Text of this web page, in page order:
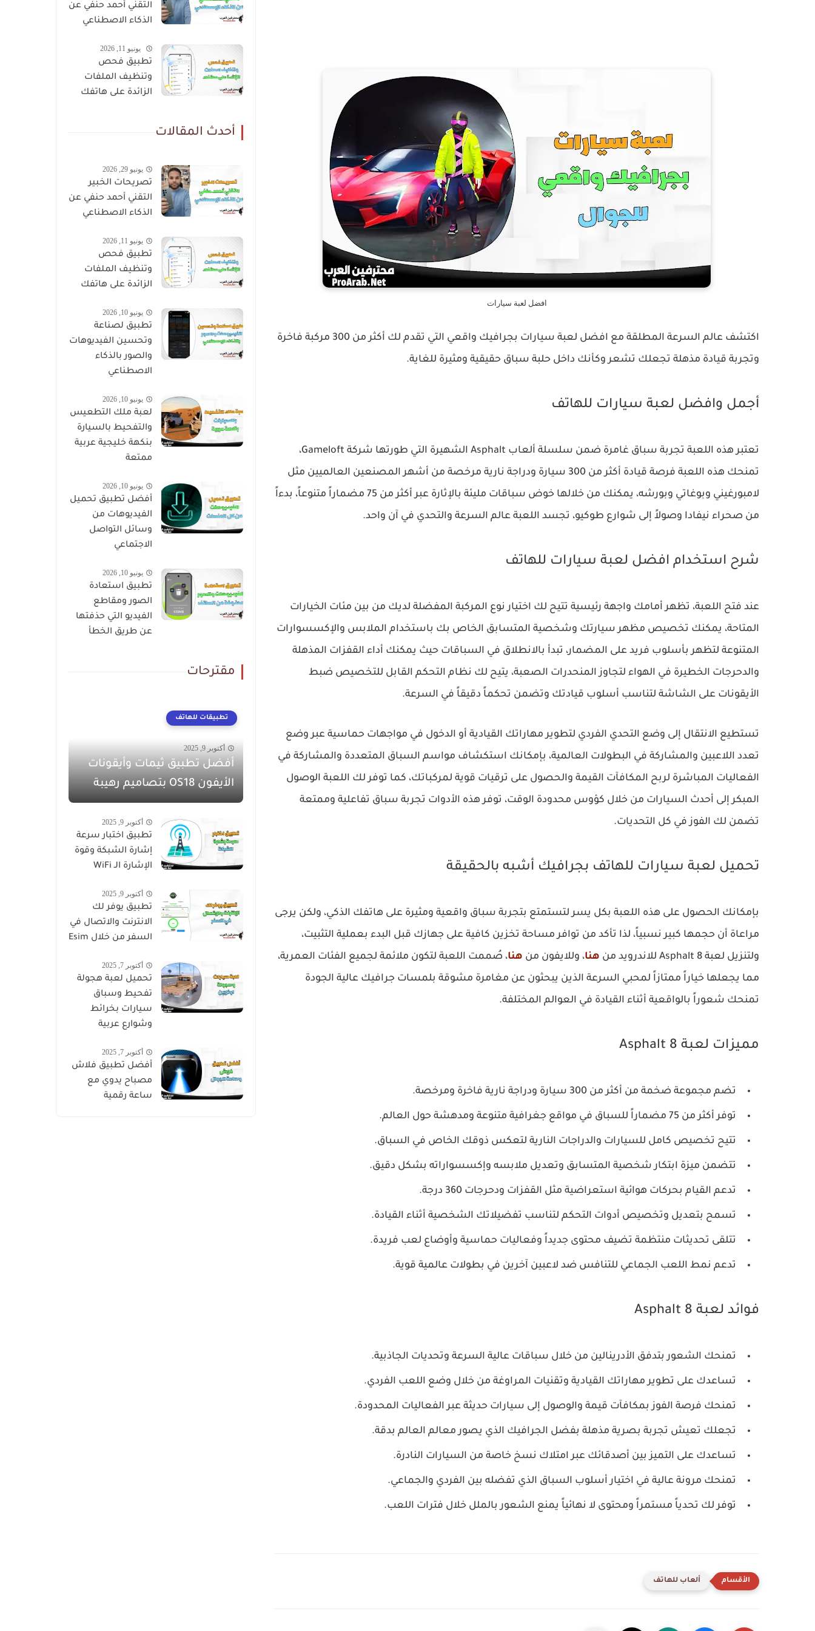
افضل لعبة سيارات
اكتشف عالم السرعة المطلقة مع افضل لعبة سيارات بجرافيك واقعي التي تقدم لك أكثر من 300 مركبة فاخرة
وتجربة قيادة مذهلة تجعلك تشعر وكأنك داخل حلبة سباق حقيقية ومثيرة للغاية.
أجمل وافضل لعبة سيارات للهاتف
تعتبر هذه اللعبة تجربة سباق غامرة ضمن سلسلة ألعاب Asphalt الشهيرة التي طورتها شركة Gameloft،
تمنحك هذه اللعبة فرصة قيادة أكثر من 300 سيارة ودراجة نارية مرخصة من أشهر المصنعين العالميين مثل
لامبورغيني وبوغاتي وبورشه، يمكنك من خلالها خوض سباقات مليئة بالإثارة عبر أكثر من 75 مضماراً متنوعاً، بدءاً
من صحراء نيفادا وصولاً إلى شوارع طوكيو، تجسد اللعبة عالم السرعة والتحدي في آن واحد.
شرح استخدام افضل لعبة سيارات للهاتف
عند فتح اللعبة، تظهر أمامك واجهة رئيسية تتيح لك اختيار نوع المركبة المفضلة لديك من بين مئات الخيارات
المتاحة، يمكنك تخصيص مظهر سيارتك وشخصية المتسابق الخاص بك باستخدام الملابس والإكسسوارات
المتنوعة لتظهر بأسلوب فريد على المضمار، تبدأ بالانطلاق في السباقات حيث يمكنك أداء القفزات المذهلة
والدحرجات الخطيرة في الهواء لتجاوز المنحدرات الصعبة، يتيح لك نظام التحكم القابل للتخصيص ضبط
الأيقونات على الشاشة لتناسب أسلوب قيادتك وتضمن تحكماً دقيقاً في السرعة.
تستطيع الانتقال إلى وضع التحدي الفردي لتطوير مهاراتك القيادية أو الدخول في مواجهات حماسية عبر وضع
تعدد اللاعبين والمشاركة في البطولات العالمية، بإمكانك استكشاف مواسم السباق المتعددة والمشاركة في
الفعاليات المباشرة لربح المكافآت القيمة والحصول على ترقيات قوية لمركباتك، كما توفر لك اللعبة الوصول
المبكر إلى أحدث السيارات من خلال كؤوس محدودة الوقت، توفر هذه الأدوات تجربة سباق تفاعلية وممتعة
تضمن لك الفوز في كل التحديات.
تحميل لعبة سيارات للهاتف بجرافيك أشبه بالحقيقة
بإمكانك الحصول على هذه اللعبة بكل يسر لتستمتع بتجربة سباق واقعية ومثيرة على هاتفك الذكي، ولكن يرجى
مراعاة أن حجمها كبير نسبياً، لذا تأكد من توافر مساحة تخزين كافية على جهازك قبل البدء بعملية التثبيت،
ولتنزيل لعبة Asphalt 8 للاندرويد من
هنا، وللايفون من هنا، صُممت اللعبة لتكون ملائمة لجميع الفئات العمرية،
مما يجعلها خياراً ممتازاً لمحبي السرعة الذين يبحثون عن مغامرة مشوقة بلمسات جرافيك عالية الجودة
تمنحك شعوراً بالواقعية أثناء القيادة في العوالم المختلفة.
مميزات لعبة Asphalt 8
تضم مجموعة ضخمة من أكثر من 300 سيارة ودراجة نارية فاخرة ومرخصة.
توفر أكثر من 75 مضماراً للسباق في مواقع جغرافية متنوعة ومدهشة حول العالم.
تتيح تخصيص كامل للسيارات والدراجات النارية لتعكس ذوقك الخاص في السباق.
تتضمن ميزة ابتكار شخصية المتسابق وتعديل ملابسه وإكسسواراته بشكل دقيق.
تدعم القيام بحركات هوائية استعراضية مثل القفزات ودحرجات 360 درجة.
تسمح بتعديل وتخصيص أدوات التحكم لتناسب تفضيلاتك الشخصية أثناء القيادة.
تتلقى تحديثات منتظمة تضيف محتوى جديداً وفعاليات حماسية وأوضاع لعب فريدة.
تدعم نمط اللعب الجماعي للتنافس ضد لاعبين آخرين في بطولات عالمية قوية.
فوائد لعبة Asphalt 8
تمنحك الشعور بتدفق الأدرينالين من خلال سباقات عالية السرعة وتحديات الجاذبية.
تساعدك على تطوير مهاراتك القيادية وتقنيات المراوغة من خلال وضع اللعب الفردي.
تمنحك فرصة الفوز بمكافآت قيمة والوصول إلى سيارات حديثة عبر الفعاليات المحدودة.
تجعلك تعيش تجربة بصرية مذهلة بفضل الجرافيك الذي يصور معالم العالم بدقة.
تساعدك على التميز بين أصدقائك عبر امتلاك نسخ خاصة من السيارات النادرة.
تمنحك مرونة عالية في اختيار أسلوب السباق الذي تفضله بين الفردي والجماعي.
توفر لك تحدياً مستمراً ومحتوى لا نهائياً يمنع الشعور بالملل خلال فترات اللعب.
ألعاب للهاتف
التقني أحمد حنفي عن
الذكاء الاصطناعي
يونيو 11, 2026
تطبيق فحص
وتنظيف الملفات
الزائدة على هاتفك
أحدث المقالات
يونيو 29, 2026
تصريحات الخبير
التقني أحمد حنفي عن
الذكاء الاصطناعي
يونيو 11, 2026
تطبيق فحص
وتنظيف الملفات
الزائدة على هاتفك
يونيو 10, 2026
تطبيق لصناعة
وتحسين الفيديوهات
والصور بالذكاء
الاصطناعي
يونيو 10, 2026
لعبة ملك التطعيس
والتفحيط بالسيارة
بنكهة خليجية عربية
ممتعة
يونيو 10, 2026
أفضل تطبيق تحميل
الفيديوهات من
وسائل التواصل
الاجتماعي
يونيو 10, 2026
تطبيق استعادة
الصور ومقاطع
الفيديو التي حذفتها
عن طريق الخطأ
مقترحات
تطبيقات للهاتف
أكتوبر 9, 2025
أفضل تطبيق ثيمات وأيقونات
الأيفون OS18 بتصاميم رهيبة
أكتوبر 9, 2025
تطبيق اختبار سرعة
إشارة الشبكة وقوة
الإشارة الـ WiFi
أكتوبر 9, 2025
تطبيق يوفر لك
الانترنت والاتصال في
السفر من خلال Esim
أكتوبر 7, 2025
تحميل لعبة هجولة
تفحيط وسباق
سيارات بخرائط
وشوارع عربية
أكتوبر 7, 2025
أفضل تطبيق فلاش
مصباح يدوي مع
ساعة رقمية